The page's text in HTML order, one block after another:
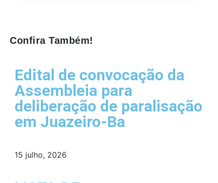
Confira Também!
Edital de convocação da
Assembleia para
deliberação de paralisação
em Juazeiro-Ba
15 julho, 2026